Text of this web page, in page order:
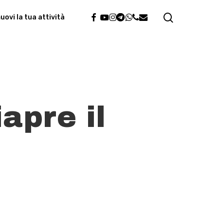
la tua attività facebook
youtube
instagram
telegram
whatsapp
phone
email
il